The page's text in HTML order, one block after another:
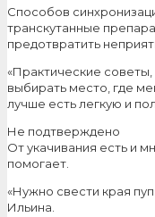
Способов
транскутанные
предотвратить
«Практические
выбирать место, где
лучше есть легкую и
Не подтверждено
От укачивания есть и
помогает.
«Нужно свести края
Ильина.